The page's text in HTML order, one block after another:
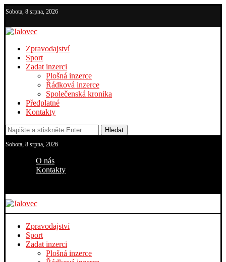
Sobota, 8 srpna, 2026
Zpravodajství
Sport
Zadat inzerci
Plošná inzerce
Řádková inzerce
Společenská kronika
Předplatné
Kontakty
Hledat
Sobota, 8 srpna, 2026
O nás
Kontakty
Zpravodajství
Sport
Zadat inzerci
Plošná inzerce